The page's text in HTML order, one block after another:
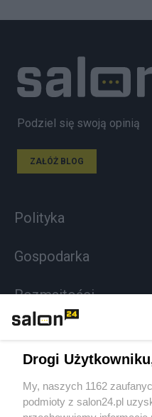
Podziel się swoją opinią
ZAŁÓŻ BLOG
Polityka
Gospodarka
Rozmaitości
Sport
Społeczeństwo
Drogi
My, naszych 1162
podmioty z salon24.pl